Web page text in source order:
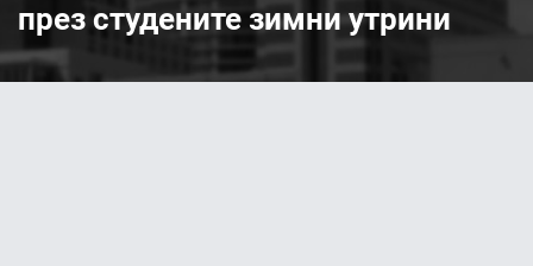
през студените зимни утрини